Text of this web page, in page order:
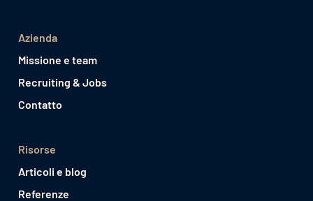
Azienda
Missione e team
Recruiting & Jobs
Contatto
Risorse
Articoli e blog
Referenze